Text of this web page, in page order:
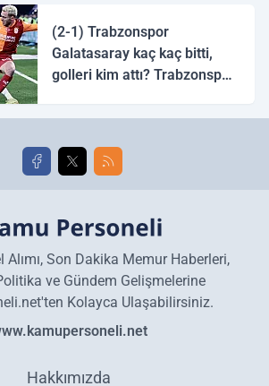
(2-1) Trabzonspor
Galatasaray kaç kaç bitti,
golleri kim attı? Trabzonspor
golleri!
Alımı, Son Dakika Memur Haberleri,
ve Gündem Gelişmelerine
Kolayca Ulaşabilirsiniz.
Hakkımızda